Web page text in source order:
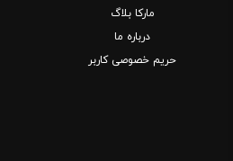
مارکا بلاگ
درباره ما
حریم خصوصی کاربر